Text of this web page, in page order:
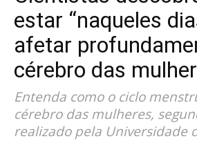
estar “naqueles
afetar
cérebro das
Entenda como o ciclo
cérebro das mulheres,
realizado pela Universidade